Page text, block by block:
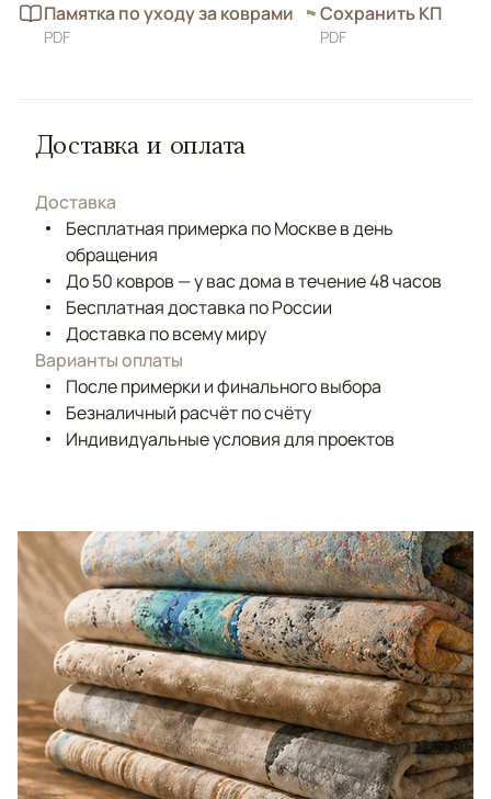
Памятка по уходу за коврами
PDF
Сохранить КП
PDF
Доставка и оплата
Доставка
Бесплатная примерка по Москве в день
обращения
До 50 ковров — у вас дома в течение 48 часов
Бесплатная доставка по России
Доставка по всему миру
Варианты оплаты
После примерки и финального выбора
Безналичный расчёт по счёту
Индивидуальные условия для проектов